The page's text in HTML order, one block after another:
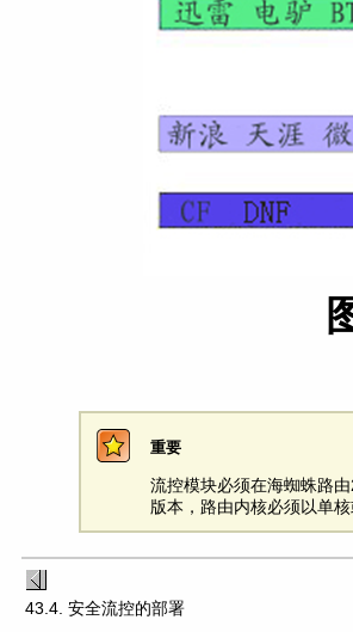
重要
流控模块必须在海蜘蛛路
版本，路由内核必须以单
43.4. 安全流控的部署